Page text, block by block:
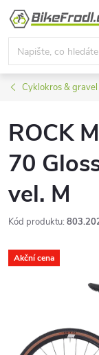
Přejít
obsah
Cyklokros & gravel
ROCK
70
vel. M
Kód produktu:
Akční cena